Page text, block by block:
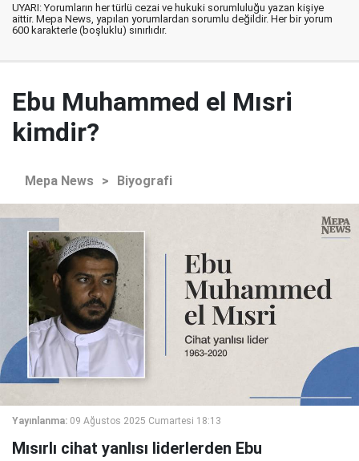
UYARI: Yorumların her türlü cezai ve hukuki sorumluluğu yazan kişiye
aittir. Mepa News, yapılan yorumlardan sorumlu değildir. Her bir yorum
600 karakterle (boşluklu) sınırlıdır.
Ebu Muhammed el Mısri
kimdir?
Mepa News > Biyografi
Yayınlanma: 09 Ağustos 2025 Cumartesi 18:13
Mısırlı cihat yanlısı liderlerden Ebu